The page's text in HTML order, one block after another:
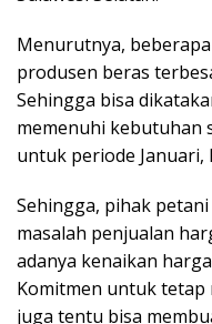
Menurutnya,
produsen beras
Sehingga bisa
memenuhi kebutuhan
untuk periode Januari,
Sehingga, pihak
masalah penjualan
adanya kenaikan
Komitmen untuk tetap
juga tentu bisa